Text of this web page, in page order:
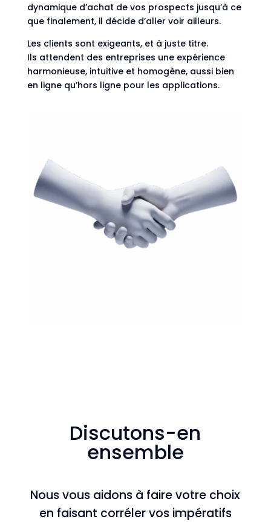
dynamique d’achat de vos prospects jusqu’à ce
que finalement, il décide d’aller voir ailleurs.
Les clients sont exigeants, et à juste titre.
Ils attendent des entreprises une expérience
harmonieuse, intuitive et homogène, aussi bien
en ligne qu’hors ligne pour les applications.
Discutons-en
ensemble
Nous vous aidons à faire votre choix
en faisant corréler vos impératifs